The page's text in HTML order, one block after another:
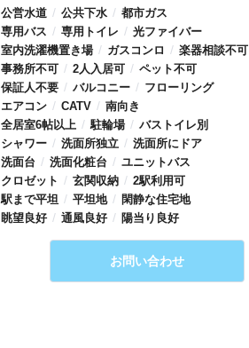
公営水道 / 公共下水 / 都市ガス
専用バス / 専用トイレ / 光ファイバー
室内洗濯機置き場 / ガスコンロ / 楽器相談不可
事務所不可 / 2人入居可 / ペット不可
保証人不要 / バルコニー / フローリング
エアコン / CATV / 南向き
全居室6帖以上 / 駐輪場 / バストイレ別
シャワー / 洗面所独立 / 洗面所にドア
洗面台 / 洗面化粧台 / ユニットバス
クロゼット / 玄関収納 / 2駅利用可
駅まで平坦 / 平坦地 / 閑静な住宅地
眺望良好 / 通風良好 / 陽当り良好
お問い合わせ